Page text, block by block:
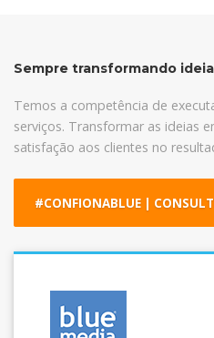
Sempre transformando
Temos a competência de
serviços. Transformar as ideias
satisfação aos clientes no
#CONFIONABLUE |